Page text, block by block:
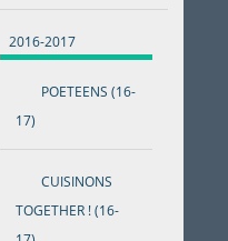
2016-2017
POETEENS (16-
17)
CUISINONS
TOGETHER ! (16-